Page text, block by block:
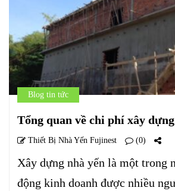
Blog tin tức
Tổng quan về chi phí xây
Thiết Bị Nhà Yến Fujinest (0)
Xây dựng nhà yến là một trong
động kinh doanh được nhiều